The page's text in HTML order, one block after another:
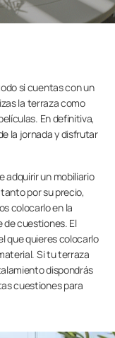
si cuentas con un
la terraza como
En definitiva,
la jornada y disfrutar
adquirir un mobiliario
por su precio,
colocarlo en la
cuestiones. El
que quieres colocarlo
Si tu terraza
dispondrás
cuestiones para